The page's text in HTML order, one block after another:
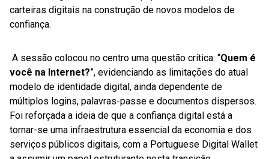
carteiras digitais na construção de novos modelos de
confiança.
A sessão colocou no centro uma questão crítica: “Quem é
você na Internet?”, evidenciando as limitações do atual
modelo de identidade digital, ainda dependente de
múltiplos logins, palavras-passe e documentos dispersos.
Foi reforçada a ideia de que a confiança digital está a
tornar-se uma infraestrutura essencial da economia e dos
serviços públicos digitais, com a Portuguese Digital Wallet